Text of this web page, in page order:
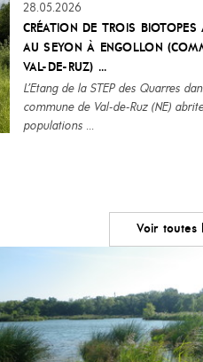
28.05.2026
CRÉATION DE TROIS BIOTOPES
AU SEYON À ENGOLLON
VAL-DE-RUZ) ...
L’Etang de la STEP des Quarres
commune de Val-de-Ruz (NE)
populations ...
Voir toutes